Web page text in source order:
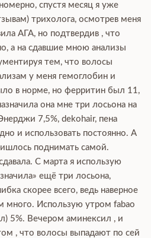
спустя месяц я уже
трихолога, осмотрев меня
АГА, но подтвердив , что
а на сдавшие мною анализы
тем, что волосы
у меня гемоглобин и
в норме, но ферритин был 11,
она мне три лосьона на
7,5%, dekohair, пена
и использовать постоянно. А
поднимать самой.
С марта я использую
ещё три лосьона,
скорее всего, ведь наверное
много. Использую утром fabao
5%. Вечером аминексил , и
, что волосы выпадают по сей